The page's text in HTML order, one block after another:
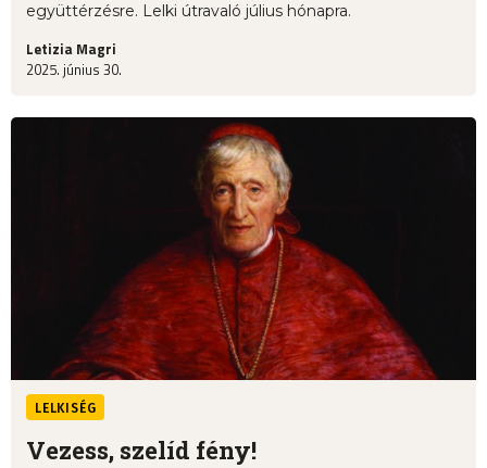
együttérzésre. Lelki útravaló július hónapra.
Letizia Magri
2025. június 30.
LELKISÉG
Vezess, szelíd fény!